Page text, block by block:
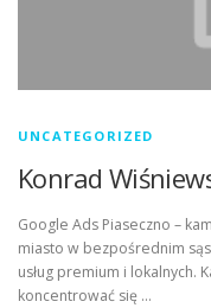
UNCATEGORIZED
Konrad
Google Ads Piaseczno –
miasto w bezpośrednim
usług premium i lokalnych.
koncentrować się …